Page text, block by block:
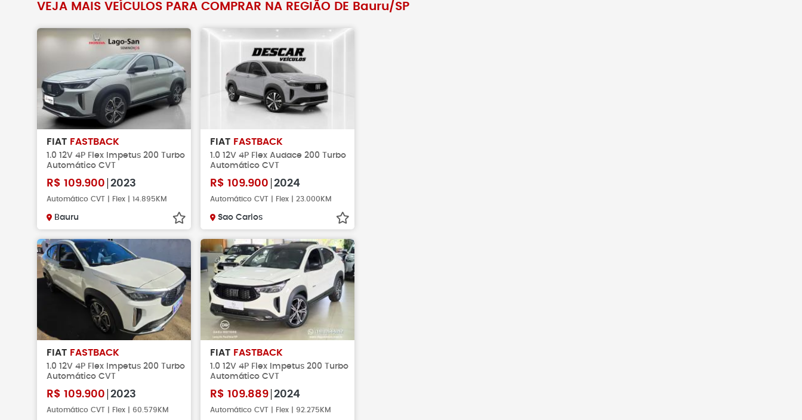
VEJA MAIS VEÍCULOS PARA COMPRAR NA REGIÃO DE Bauru/SP
FIAT FASTBACK
1.0 12V 4P Flex Impetus 200 Turbo
Automático CVT
R$ 109.900 2023
Automático CVT | Flex | 14.895KM
Bauru
FIAT FASTBACK
1.0 12V 4P Flex Audace 200 Turbo
Automático CVT
R$ 109.900 2024
Automático CVT | Flex | 23.000KM
Sao Carlos
FIAT FASTBACK
1.0 12V 4P Flex Impetus 200 Turbo
Automático CVT
R$ 109.900 2023
Automático CVT | Flex | 60.579KM
FIAT FASTBACK
1.0 12V 4P Flex Impetus 200 Turbo
Automático CVT
R$ 109.889 2024
Automático CVT | Flex | 92.275KM